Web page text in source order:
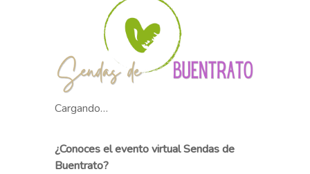
Cargando…
¿Conoces el evento virtual Sendas de
Buentrato?